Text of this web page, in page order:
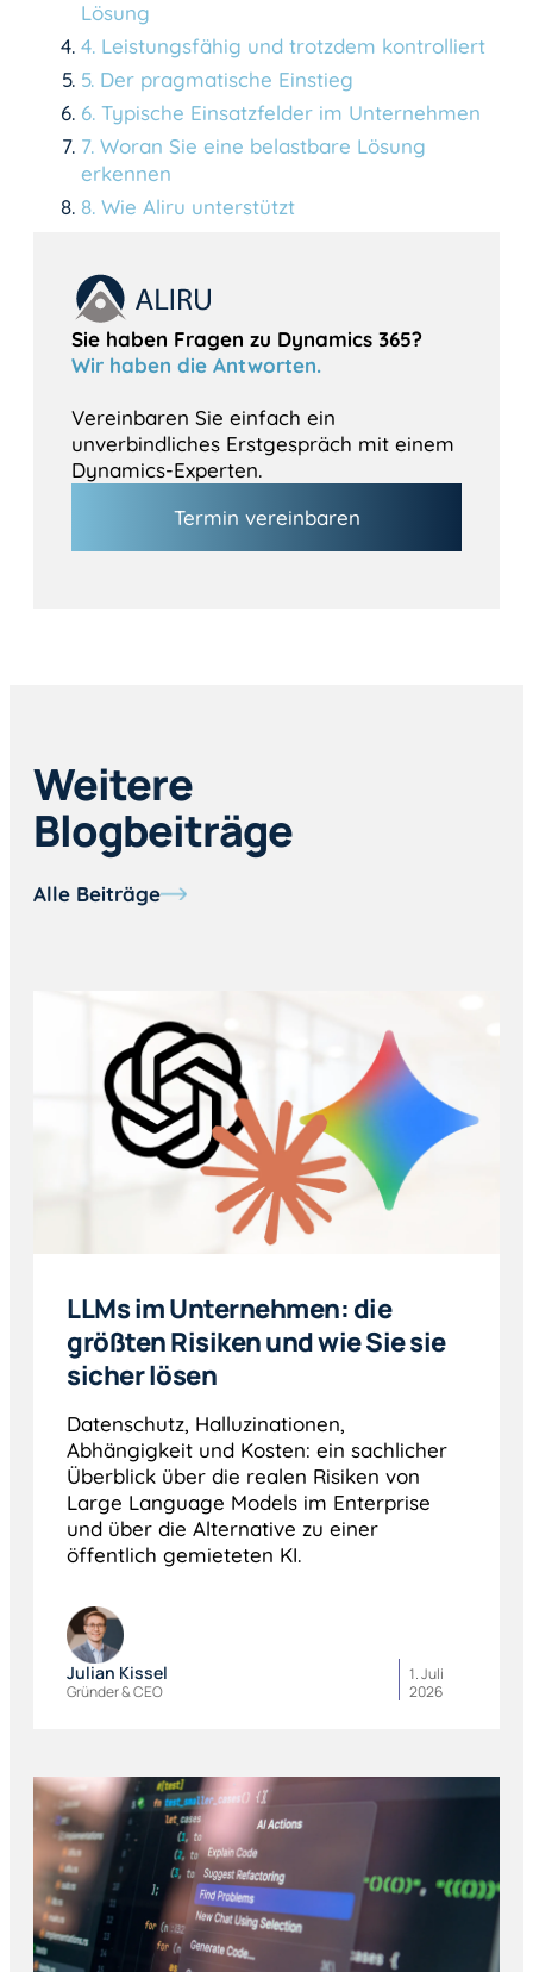
Lösung
4. Leistungsfähig und trotzdem kontrolliert
5. Der pragmatische Einstieg
6. Typische Einsatzfelder im Unternehmen
7. Woran Sie eine belastbare Lösung
erkennen
8. Wie Aliru unterstützt
Sie haben Fragen zu Dynamics 365?
Wir haben die Antworten.
Vereinbaren Sie einfach ein
unverbindliches Erstgespräch mit einem
Dynamics-Experten.
Termin vereinbaren
Weitere
Blogbeiträge
Alle Beiträge
LLMs im Unternehmen: die
größten Risiken und wie Sie sie
sicher lösen
Datenschutz, Halluzinationen,
Abhängigkeit und Kosten: ein sachlicher
Überblick über die realen Risiken von
Large Language Models im Enterprise
und über die Alternative zu einer
öffentlich gemieteten KI.
Julian Kissel
Gründer & CEO
1. Juli
2026